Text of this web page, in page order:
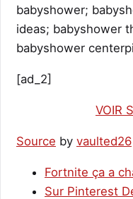
babyshower;
ideas; babyshower
babyshower
[ad_2]
VOIR
Source by vaulted26
Fortnite ça a
Sur Pinterest